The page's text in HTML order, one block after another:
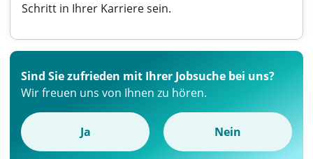
Schritt in Ihrer Karriere sein.
Sind Sie zufrieden mit Ihrer Jobsuche bei uns?
Wir freuen uns von Ihnen zu hören.
Ja Nein